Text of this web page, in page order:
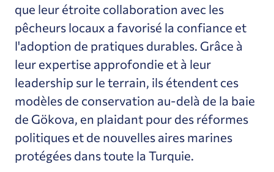
que leur étroite collaboration avec les
pêcheurs locaux a favorisé la confiance et
l'adoption de pratiques durables. Grâce à
leur expertise approfondie et à leur
leadership sur le terrain, ils étendent ces
modèles de conservation au-delà de la baie
de Gökova, en plaidant pour des réformes
politiques et de nouvelles aires marines
protégées dans toute la Turquie.